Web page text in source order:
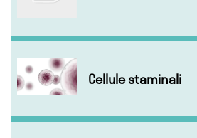
Cellule staminali